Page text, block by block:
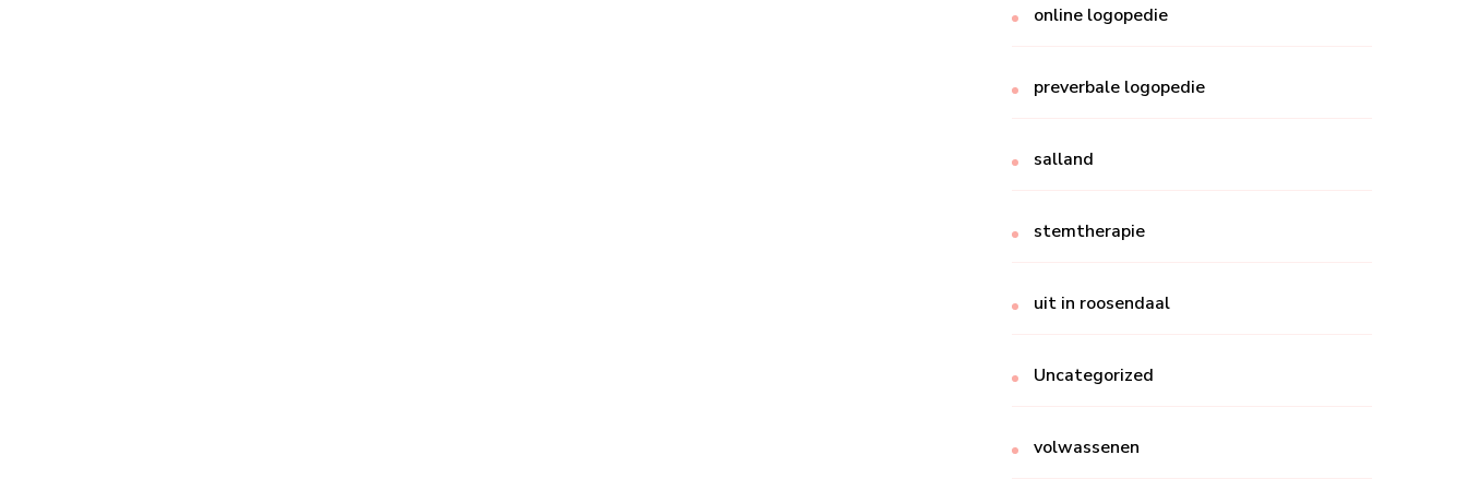
online logopedie
preverbale logopedie
salland
stemtherapie
uit in roosendaal
Uncategorized
volwassenen